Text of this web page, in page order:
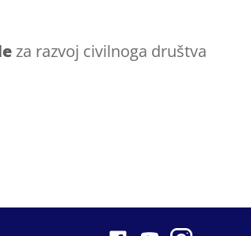
za razvoj civilnoga društva